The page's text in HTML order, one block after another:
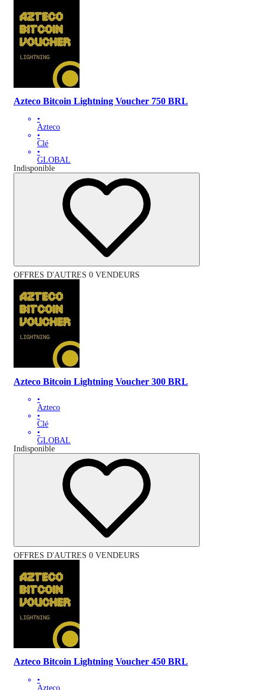
Azteco Bitcoin Lightning Voucher 750 BRL
•
Azteco
•
Clé
•
GLOBAL
Indisponible
OFFRES D'AUTRES 0 VENDEURS
Azteco Bitcoin Lightning Voucher 300 BRL
•
Azteco
•
Clé
•
GLOBAL
Indisponible
OFFRES D'AUTRES 0 VENDEURS
Azteco Bitcoin Lightning Voucher 450 BRL
•
Azteco